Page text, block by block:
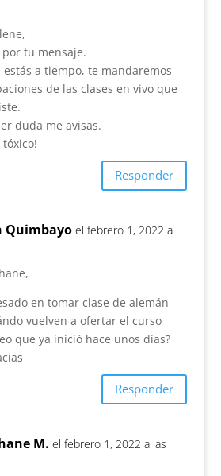
por tu mensaje.
estás a tiempo, te mandaremos
de las clases en vivo que
duda me avisas.
tóxico!
Responder
Quimbayo el febrero 1, 2022 a
en tomar clase de alemán
vuelven a ofertar el curso
que ya inició hace unos días?
Responder
M. el febrero 1, 2022 a las